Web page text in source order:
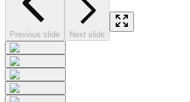
Previous slide Next slide